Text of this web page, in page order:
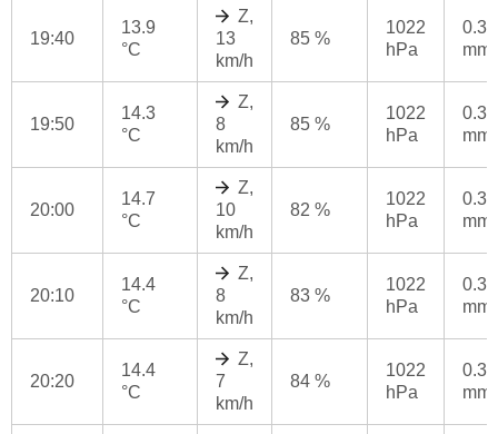
19:40
13.9
°C
Z,
13
km/h
85 %
1022
hPa
0.3
mm
19:50
14.3
°C
Z,
8
km/h
85 %
1022
hPa
0.3
mm
20:00
14.7
°C
Z,
10
km/h
82 %
1022
hPa
0.3
mm
20:10
14.4
°C
Z,
8
km/h
83 %
1022
hPa
0.3
mm
20:20
14.4
°C
Z,
7
km/h
84 %
1022
hPa
0.3
mm